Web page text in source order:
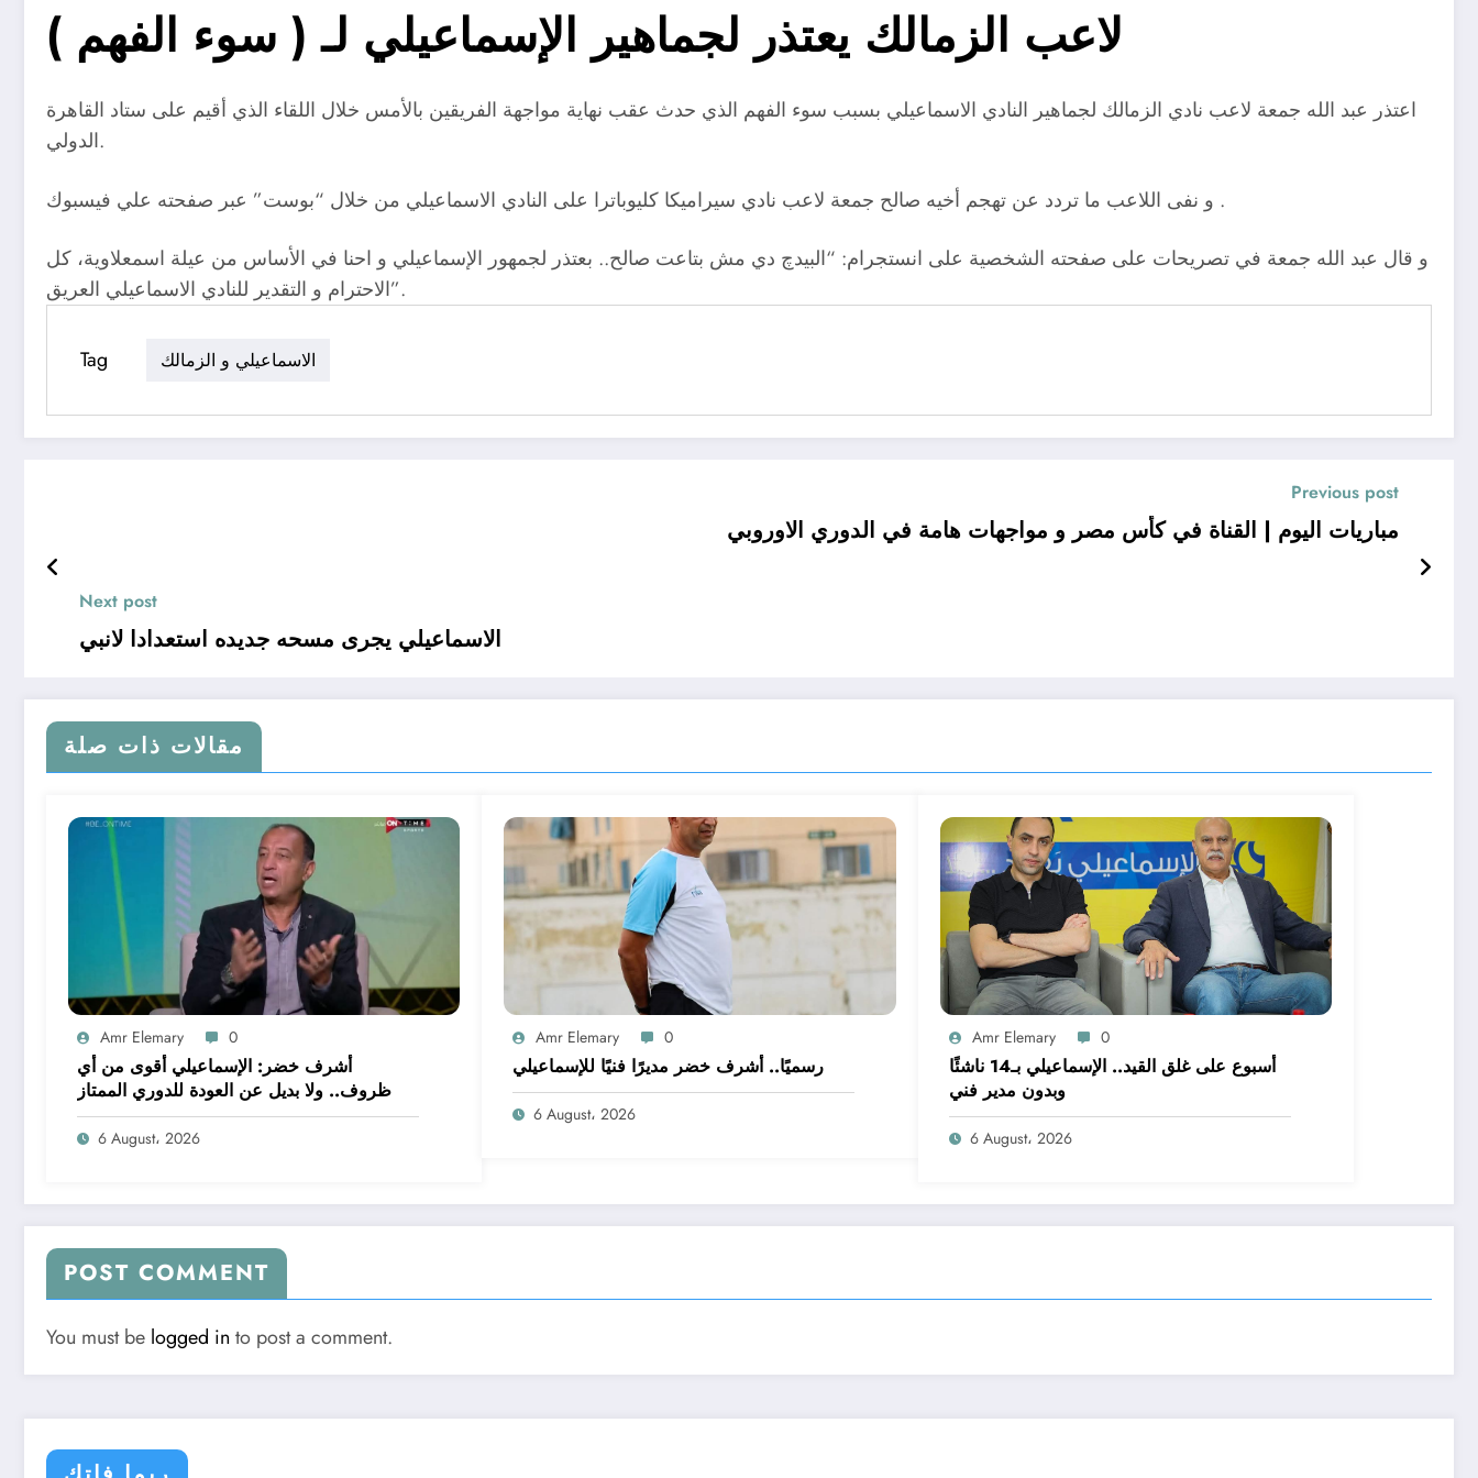
لاعب الزمالك يعتذر لجماهير الإسماعيلي لـ ( سوء الفهم )
اعتذر عبد الله جمعة لاعب نادي الزمالك لجماهير النادي الاسماعيلي بسبب سوء الفهم الذي حدث عقب نهاية مواجهة الفريقين بالأمس خلال اللقاء الذي أقيم على ستاد القاهرة
الدولي.
و نفى اللاعب ما تردد عن تهجم أخيه صالح جمعة لاعب نادي سيراميكا كليوباترا على النادي الاسماعيلي من خلال “بوست” عبر صفحته علي فيسبوك .
و قال عبد الله جمعة في تصريحات على صفحته الشخصية على انستجرام: “البيدچ دي مش بتاعت صالح.. بعتذر لجمهور الإسماعيلي و احنا في الأساس من عيلة اسمعلاوية، كل
الاحترام و التقدير للنادي الاسماعيلي العريق”.
Tag الاسماعيلي و الزمالك
Previous post
مباريات اليوم | القناة في كأس مصر و مواجهات هامة في الدوري الاوروبي
Next post
الاسماعيلي يجرى مسحه جديده استعدادا لانبي
مقالات ذات صلة
Amr Elemary 0
أشرف خضر: الإسماعيلي أقوى من أي
ظروف.. ولا بديل عن العودة للدوري الممتاز
6 August، 2026
Amr Elemary 0
رسميًا.. أشرف خضر مديرًا فنيًا للإسماعيلي
6 August، 2026
Amr Elemary 0
أسبوع على غلق القيد.. الإسماعيلي بـ14 ناشئًا
وبدون مدير فني
6 August، 2026
POST COMMENT
You must be logged in to post a comment.